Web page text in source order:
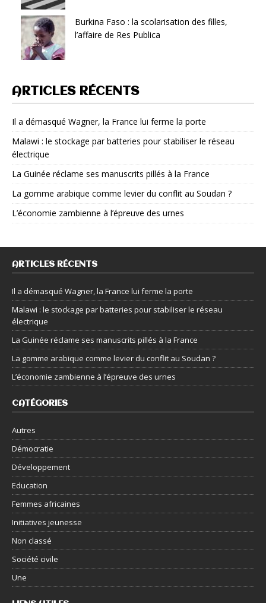
Burkina Faso : la scolarisation des filles,
l’affaire de Res Publica
ARTICLES RÉCENTS
Il a démasqué Wagner, la France lui ferme la porte
Malawi : le stockage par batteries pour stabiliser le réseau
électrique
La Guinée réclame ses manuscrits pillés à la France
La gomme arabique comme levier du conflit au Soudan ?
L’économie zambienne à l’épreuve des urnes
ARTICLES RÉCENTS
Il a démasqué Wagner, la France lui ferme la porte
Malawi : le stockage par batteries pour stabiliser le réseau
électrique
La Guinée réclame ses manuscrits pillés à la France
La gomme arabique comme levier du conflit au Soudan ?
L’économie zambienne à l’épreuve des urnes
CATÉGORIES
Autres
Démocratie
Développement
Education
Femmes africaines
Initiatives jeunesse
Non classé
Société civile
Une